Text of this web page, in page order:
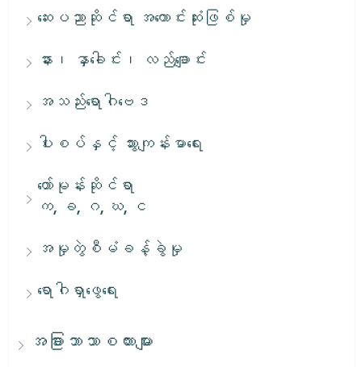
ဆေးပညာဆိုင်ရာ အကောင်းဆုံးဖြစ်မှု
နား၊ နှာခေါင်း၊ လည်ချောင်း
အသည်းရောဂါဗေဒ
ပါးစပ်နှင့် သွားကျန်းမာရေး
ဟော်မုန်းဆိုင်ရာ
က, ခ, ဂ, ဃ, င
အမှုတွဲစီမံခန့်ခွဲမှု
ရောဂါရှာဖွေရေး
အခြားဘာသာစကားများ